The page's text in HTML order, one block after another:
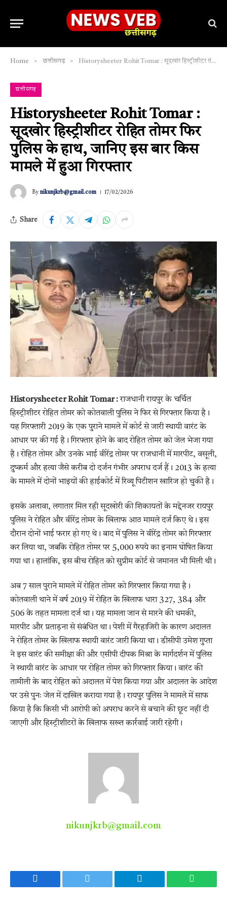
Home » छत्तीसगढ़ » Historysheeter Rohit Tomar : सूदखोर हिस्ट्रीशीटर रोहित तोमर फिर पुलिस के हाथ, जानिए इस बार किस मामले में हुआ गिरफ्तार
छत्तीसगढ़
Historysheeter Rohit Tomar :
सूदखोर हिस्ट्रीशीटर रोहित तोमर फिर
पुलिस के हाथ, जानिए इस बार किस
मामले में हुआ गिरफ्तार
By nikunjkrb@gmail.com 17/02/2026
Share
Historysheeter Rohit Tomar :राजधानी रायपुर के चर्चित
हिस्ट्रीशीटर रोहित तोमर को कोतवाली पुलिस ने फिर से गिरफ्तार किया है।
यह गिरफ्तारी 2019 के एक पुराने मामले में कोर्ट से जारी स्थायी वारंट के
आधार पर की गई है। गिरफ्तार होने के बाद रोहित तोमर को जेल भेजा गया
है। रोहित तोमर और उनके भाई वीरेंद्र तोमर पर राजधानी में मारपीट, वसूली,
दुष्कर्म और हत्या जैसे करीब दो दर्जन गंभीर अपराध दर्ज हैं। 2013 के हत्या
के मामले में दोनों भाइयों की हाईकोर्ट में रिव्यू पिटीशन खारिज हो चुकी है।
इसके अलावा, लगातार मिल रही सूदखोरी की शिकायतों के मद्देनजर रायपुर
पुलिस ने रोहित और वीरेंद्र तोमर के खिलाफ आठ मामले दर्ज किए थे। इस
दौरान दोनों भाई फरार हो गए थे। बाद में पुलिस ने वीरेंद्र तोमर को गिरफ्तार
कर लिया था, जबकि रोहित तोमर पर 5,000 रुपये का इनाम घोषित किया
गया था। हालांकि, इस बीच रोहित को सुप्रीम कोर्ट से जमानत भी मिली थी।
अब 7 साल पुराने मामले में रोहित तोमर को गिरफ्तार किया गया है।
कोतवाली थाने में वर्ष 2019 में रोहित के खिलाफ धारा 327, 384 और
506 के तहत मामला दर्ज था। यह मामला जान से मारने की धमकी,
मारपीट और प्रताड़ना से संबंधित था। पेशी में गैरहाजिरी के कारण अदालत
ने रोहित तोमर के खिलाफ स्थायी वारंट जारी किया था। डीसीपी उमेश गुप्ता
ने इस वारंट की समीक्षा की और एसीपी दीपक मिश्रा के मार्गदर्शन में पुलिस
ने स्थायी वारंट के आधार पर रोहित तोमर को गिरफ्तार किया। वारंट की
तामीली के बाद रोहित को अदालत में पेश किया गया और अदालत के आदेश
पर उसे पुनः जेल में दाखिल कराया गया है। रायपुर पुलिस ने मामले में साफ
किया है कि किसी भी आरोपी को अपराध करने से बचाने की छूट नहीं दी
जाएगी और हिस्ट्रीशीटरों के खिलाफ सख्त कार्रवाई जारी रहेगी।
nikunjkrb@gmail.com
Facebook Twitter Telegram